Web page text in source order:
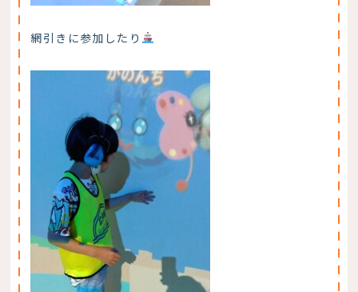
網引きに参加したり